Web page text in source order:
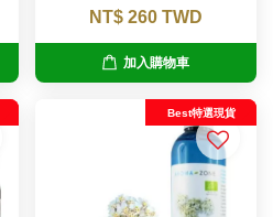
NT$ 260 TWD
加入購物車
Best特選現貨